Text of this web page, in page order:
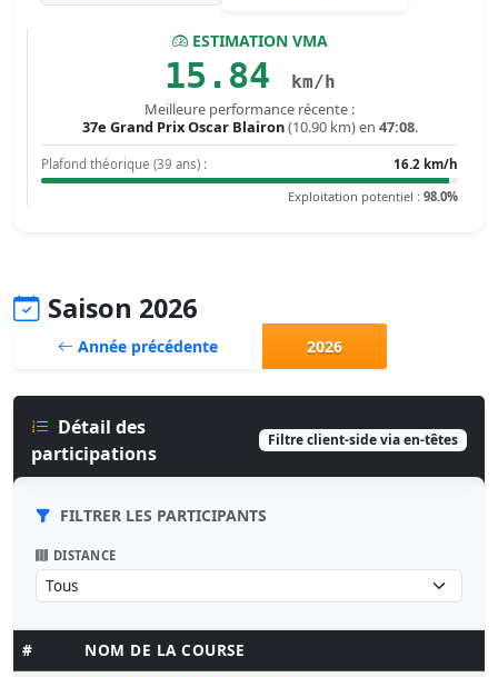
ESTIMATION VMA
15.84 km/h
Meilleure performance récente :
37e Grand Prix Oscar Blairon(10.90 km) en 47:08.
Plafond théorique (39 ans) :
16.2 km/h
Exploitation potentiel : 98.0%
Saison 2026
Année précédente 2026
Détail des
participations
Filtre client-side via en-têtes
FILTRER LES PARTICIPANTS
DISTANCE
# NOM DE LA COURSE